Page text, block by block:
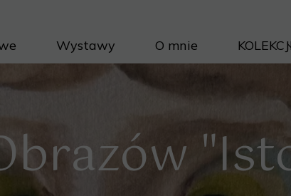
"
Wystawy O mnie
Cykle
Poradnik
Jak